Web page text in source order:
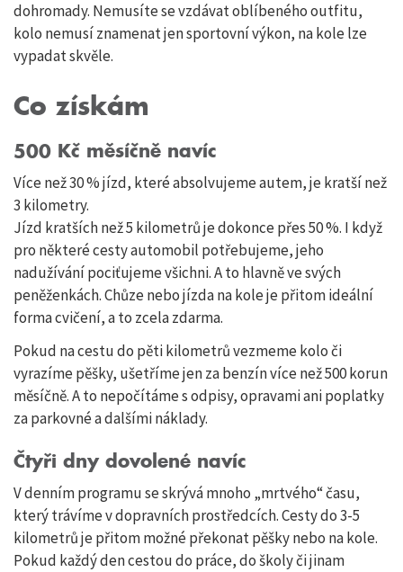
dohromady. Nemusíte se vzdávat oblíbeného outfitu,
kolo nemusí znamenat jen sportovní výkon, na kole lze
vypadat skvěle.
Co získám
500 Kč měsíčně navíc
Více než 30 % jízd, které absolvujeme autem, je kratší než
3 kilometry.
Jízd kratších než 5 kilometrů je dokonce přes 50 %. I když
pro některé cesty automobil potřebujeme, jeho
nadužívání pociťujeme všichni. A to hlavně ve svých
peněženkách. Chůze nebo jízda na kole je přitom ideální
forma cvičení, a to zcela zdarma.
Pokud na cestu do pěti kilometrů vezmeme kolo či
vyrazíme pěšky, ušetříme jen za benzín více než 500 korun
měsíčně. A to nepočítáme s odpisy, opravami ani poplatky
za parkovné a dalšími náklady.
Čtyři dny dovolené navíc
V denním programu se skrývá mnoho „mrtvého“ času,
který trávíme v dopravních prostředcích. Cesty do 3-5
kilometrů je přitom možné překonat pěšky nebo na kole.
Pokud každý den cestou do práce, do školy či jinam